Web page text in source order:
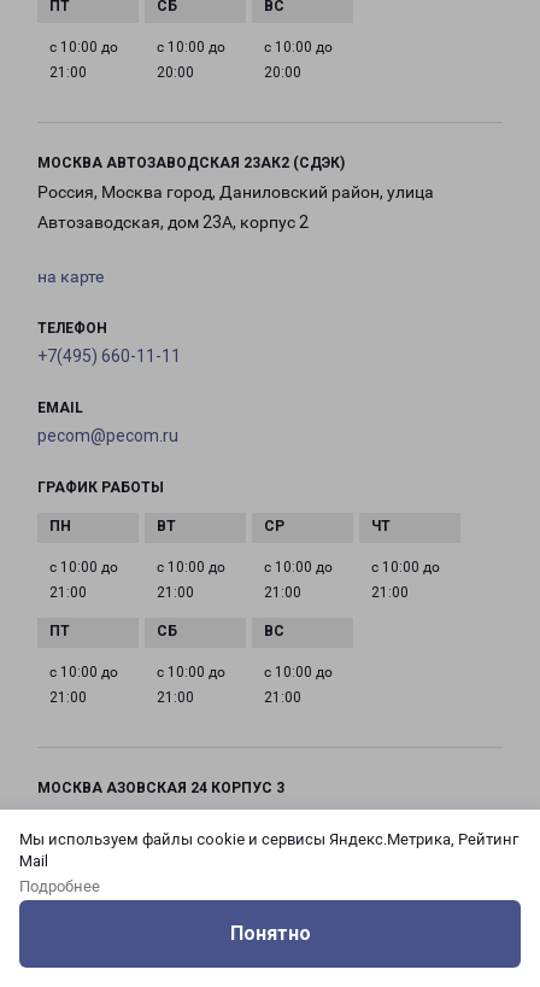
Мы используем файлы cookie и сервисы Яндекс.Метрика, Рейтинг
Mail
Подробнее
Понятно
с 10:00 до
21:00
с 10:00 до
20:00
с 10:00 до
20:00
МОСКВА АВТОЗАВОДСКАЯ 23АК2 (СДЭК)
Россия, Москва город, Даниловский район, улица
Автозаводская, дом 23А, корпус 2
на карте
ТЕЛЕФОН
+7(495) 660-11-11
EMAIL
pecom@pecom.ru
ГРАФИК РАБОТЫ
с 10:00 до
21:00
с 10:00 до
21:00
с 10:00 до
21:00
с 10:00 до
21:00
с 10:00 до
21:00
с 10:00 до
21:00
с 10:00 до
21:00
МОСКВА АЗОВСКАЯ 24 КОРПУС 3
Азовская, дом 24, корпус 3
на карте